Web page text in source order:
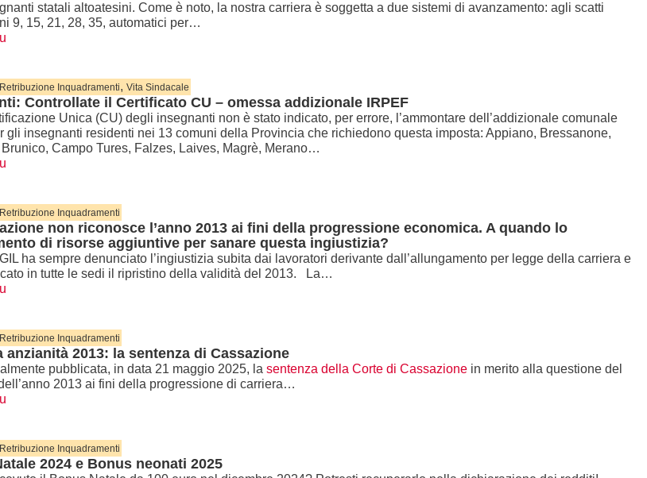
statali altoatesini. Come è noto, la nostra carriera è soggetta a due sistemi di avanzamento: agli scatti
9, 15, 21, 28, 35, automatici per…
Retribuzione Inquadramenti, Vita Sindacale
Controllate il Certificato CU – omessa addizionale IRPEF
Unica (CU) degli insegnanti non è stato indicato, per errore, l’ammontare dell’addizionale comunale
gli insegnanti residenti nei 13 comuni della Provincia che richiedono questa imposta: Appiano, Bressanone,
Campo Tures, Falzes, Laives, Magrè, Merano…
Retribuzione Inquadramenti
non riconosce l’anno 2013 ai fini della progressione economica. A quando lo
di risorse aggiuntive per sanare questa ingiustizia?
ha sempre denunciato l’ingiustizia subita dai lavoratori derivante dall’allungamento per legge della carriera e
in tutte le sedi il ripristino della validità del 2013. La…
Retribuzione Inquadramenti
anzianità 2013: la sentenza di Cassazione
pubblicata, in data 21 maggio 2025, la sentenza della Corte di Cassazione in merito alla questione del
2013 ai fini della progressione di carriera…
Retribuzione Inquadramenti
2024 e Bonus neonati 2025